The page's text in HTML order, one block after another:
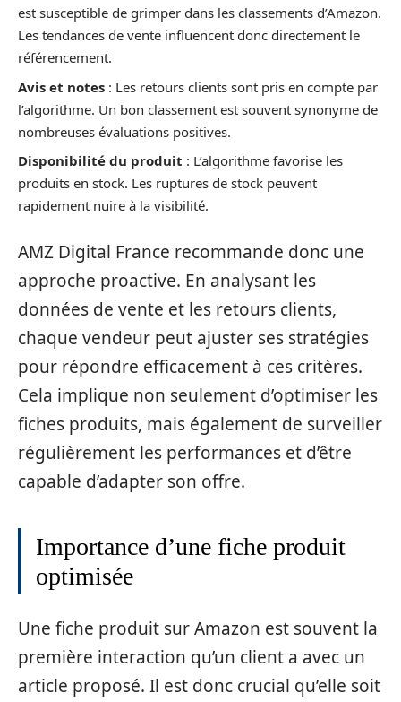
est susceptible de grimper dans les classements d’Amazon.
Les tendances de vente influencent donc directement le
référencement.
Avis et notes : Les retours clients sont pris en compte par
l’algorithme. Un bon classement est souvent synonyme de
nombreuses évaluations positives.
Disponibilité du produit : L’algorithme favorise les
produits en stock. Les ruptures de stock peuvent
rapidement nuire à la visibilité.
AMZ Digital France recommande donc une
approche proactive. En analysant les
données de vente et les retours clients,
chaque vendeur peut ajuster ses stratégies
pour répondre efficacement à ces critères.
Cela implique non seulement d’optimiser les
fiches produits, mais également de surveiller
régulièrement les performances et d’être
capable d’adapter son offre.
Importance d’une fiche produit
optimisée
Une fiche produit sur Amazon est souvent la
première interaction qu’un client a avec un
article proposé. Il est donc crucial qu’elle soit